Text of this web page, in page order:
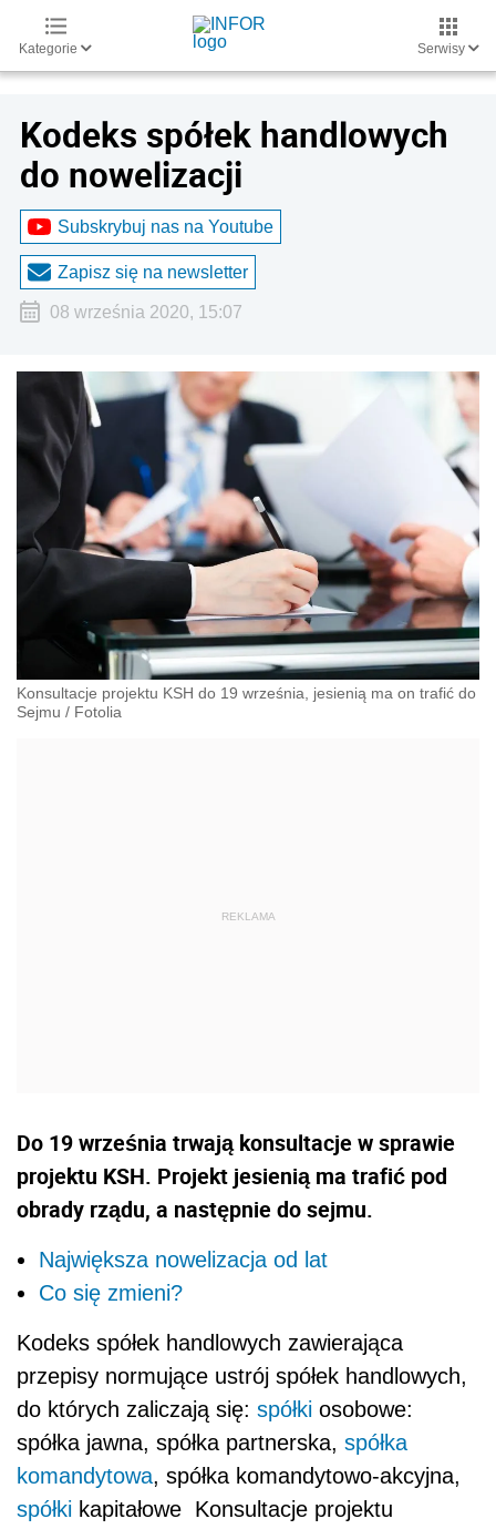
Kategorie Serwisy
Kodeks spółek handlowych
do nowelizacji
Subskrybuj nas na Youtube
Zapisz się na newsletter
08 września 2020, 15:07
Konsultacje projektu KSH do 19 września, jesienią ma on trafić do
Sejmu / Fotolia
Do 19 września trwają konsultacje w sprawie
projektu KSH. Projekt jesienią ma trafić pod
obrady rządu, a następnie do sejmu.
Największa nowelizacja od lat
Co się zmieni?
Kodeks spółek handlowych zawierająca
przepisy normujące ustrój spółek handlowych,
do których zaliczają się: spółki osobowe:
spółka jawna, spółka partnerska, spółka
komandytowa, spółka komandytowo-akcyjna,
spółki kapitałowe Konsultacje projektu